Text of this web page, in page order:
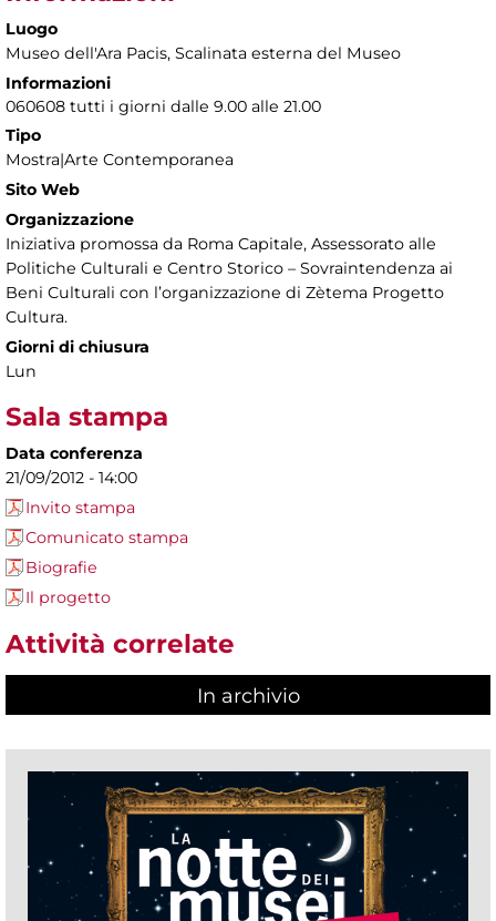
Luogo
Museo dell'Ara Pacis, Scalinata esterna del Museo
Informazioni
060608 tutti i giorni dalle 9.00 alle 21.00
Tipo
Mostra|Arte Contemporanea
Sito Web
Organizzazione
Iniziativa promossa da Roma Capitale, Assessorato alle
Politiche Culturali e Centro Storico – Sovraintendenza ai
Beni Culturali con l’organizzazione di Zètema Progetto
Cultura.
Giorni di chiusura
Lun
Sala stampa
Data conferenza
21/09/2012 - 14:00
Invito stampa
Comunicato stampa
Biografie
Il progetto
Attività correlate
In archivio